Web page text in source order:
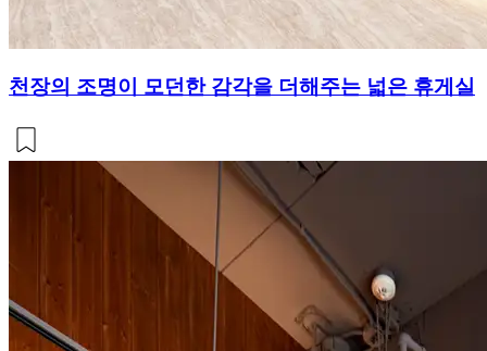
천장의 조명이 모던한 감각을 더해주는 넓은 휴게실